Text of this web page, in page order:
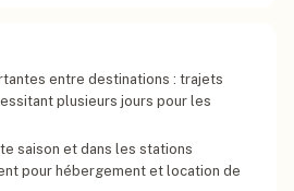
entre destinations : trajets
plusieurs jours pour les
saison et dans les stations
pour hébergement et location de